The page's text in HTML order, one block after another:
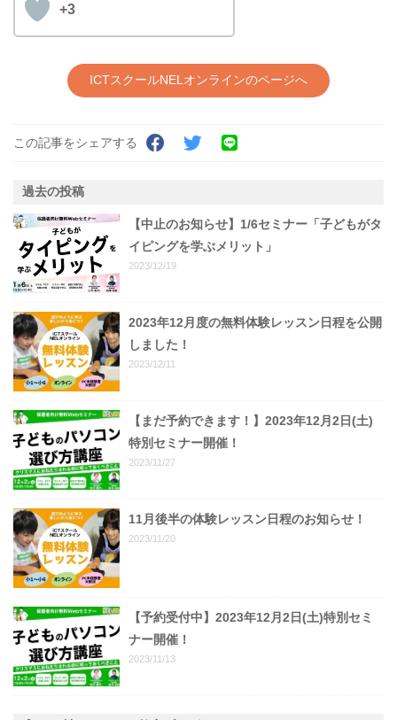
+3
ICTスクールNELオンラインのページへ
この記事をシェアする
過去の投稿
【中止のお知らせ】1/6セミナー「子どもがタ
イピングを学ぶメリット」
2023/12/19
2023年12月度の無料体験レッスン日程を公開
しました！
2023/12/11
【まだ予約できます！】2023年12月2日(土)
特別セミナー開催！
2023/11/27
11月後半の体験レッスン日程のお知らせ！
2023/11/20
【予約受付中】2023年12月2日(土)特別セミ
ナー開催！
2023/11/13